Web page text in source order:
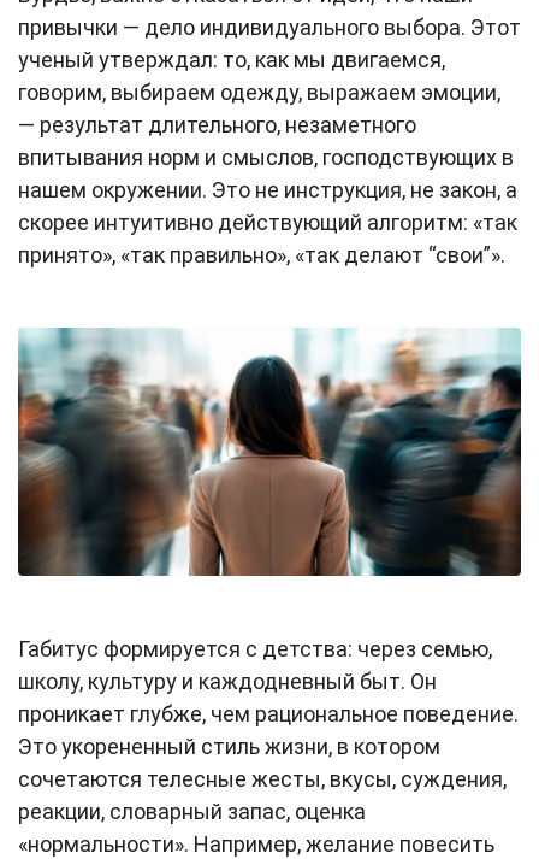
привычки — дело индивидуального выбора. Этот
ученый утверждал: то, как мы двигаемся,
говорим, выбираем одежду, выражаем эмоции,
— результат длительного, незаметного
впитывания норм и смыслов, господствующих в
нашем окружении. Это не инструкция, не закон, а
скорее интуитивно действующий алгоритм: «так
принято», «так правильно», «так делают “свои”».
Габитус формируется с детства: через семью,
школу, культуру и каждодневный быт. Он
проникает глубже, чем рациональное поведение.
Это укорененный стиль жизни, в котором
сочетаются телесные жесты, вкусы, суждения,
реакции, словарный запас, оценка
«нормальности». Например, желание повесить